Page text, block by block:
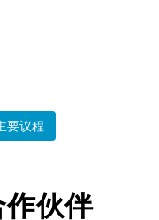
要议程
伙伴